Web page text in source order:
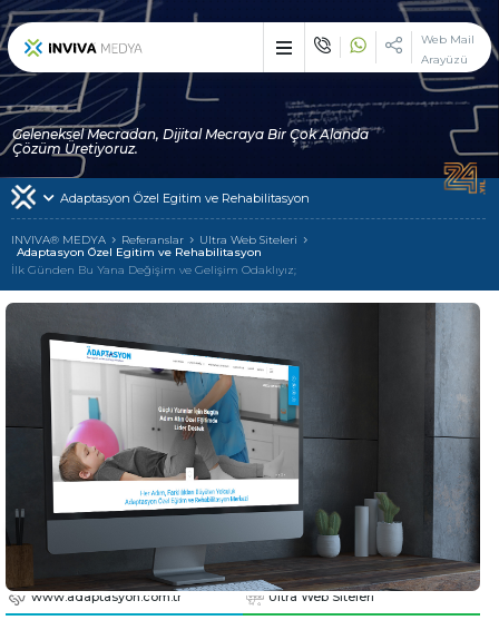
Web Mail
Arayüzü
Geleneksel Mecradan, Dijital Mecraya Bir Çok Alanda
Çözüm Üretiyoruz.
Adaptasyon Özel Egitim ve Rehabilitasyon
×
Etkileyici işler üreten
çözüm ortağı : INVIVA
Sektörünüzün vazgeçilemez zirve noktasında, çizgi dışı bir duruş
ile devlerle yarışmak ve çekici olmak istiyorsanız biz varız!
INVIVA
Çoklu Hizmetler
Alanında Hizmet Veren
Uzman Markalarımız
Hizmetlerimizden Yararlanan
Müşterilerimiz
INVIVA Ailesi ile
İletişime Geçin
Web Mail Arayüzü
için Tıklayınız
INVIVA® MEDYA Referanslar
Ultra Web Siteleri
Adaptasyon Özel Egitim ve Rehabilitasyon
İlk Günden Bu Yana Değişim ve Gelişim Odaklıyız;
Adaptasyon Özel Egitim ve Rehabilitasyon
www.adaptasyon.com.tr
www.adaptasyon.com.tr Ultra Web Siteleri